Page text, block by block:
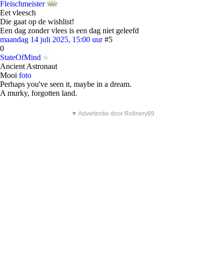
Fleischmeister
Eet vleesch
Die gaat op de wishlist!
Een dag zonder vlees is een dag niet geleefd
maandag 14 juli 2025, 15:00 uur #5
0
StateOfMind
Ancient Astronaut
Mooi foto
Perhaps you've seen it, maybe in a dream.
A murky, forgotten land.
▼ Advertentie door Refinery89